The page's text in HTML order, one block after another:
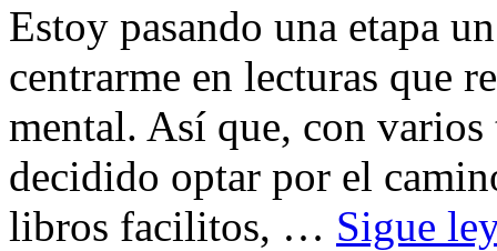
Estoy pasando una etapa
centrarme en lecturas que
mental. Así que, con
decidido optar por el
libros facilitos, … Sigue